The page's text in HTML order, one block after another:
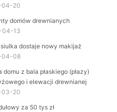
04-20
domów drewnianych
04-13
dostaje nowy makijaż
04-08
z bala płaskiego (płazy)
i elewacji drewnianej
03-20
za 50 tys zł